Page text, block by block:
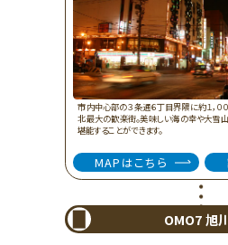
市内中心部の３条通６丁目界隈に約１，０
北最大の歓楽街。美味しい海の幸や大雪
堪能することができます。
MAPはこちら
OMO7 旭